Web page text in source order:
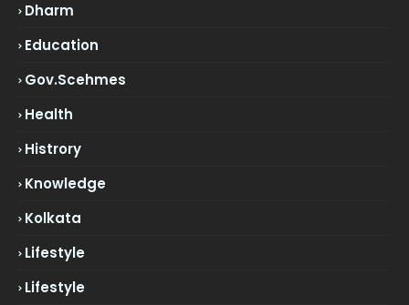
Dharm
Education
Gov.scehmes
Health
Histrory
Knowledge
Kolkata
Lifestyle
Lifestyle